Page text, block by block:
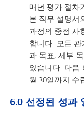
매년 평가 절차
본 직무 설명서
과정의 중점 사
합니다. 모든
과 목표, 세부
있습니다. 다음
월 30일까지 수
6.0 선정된 성과